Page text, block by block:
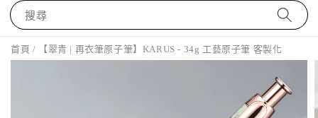
搜尋
首頁 / 【翠青 | 再衣筆原子筆】KARUS - 34g 工藝原子筆 客製化